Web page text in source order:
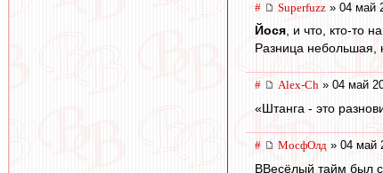
# Superfuzz » 04 май
Йося, и что, кто-то
Разница небольшая,
# Alex-Ch » 04 май
«Штанга - это
# МосфОлд » 04 май
ВВесёлый тайм был